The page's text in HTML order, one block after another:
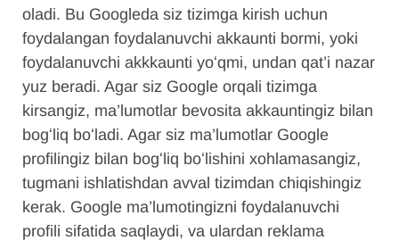
oladi. Bu Googleda siz tizimga kirish uchun
foydalangan foydalanuvchi akkaunti bormi, yoki
foydalanuvchi akkkaunti yoʻqmi, undan qat’i nazar
yuz beradi. Agar siz Google orqali tizimga
kirsangiz, ma’lumotlar bevosita akkauntingiz bilan
bogʻliq boʻladi. Agar siz ma’lumotlar Google
profilingiz bilan bogʻliq boʻlishini xohlamasangiz,
tugmani ishlatishdan avval tizimdan chiqishingiz
kerak. Google ma’lumotingizni foydalanuvchi
profili sifatida saqlaydi, va ulardan reklama